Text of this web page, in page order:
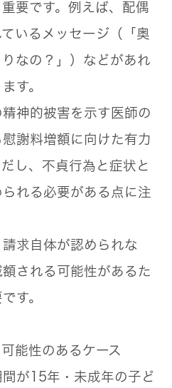
要です。例えば、配偶
いるメッセージ（「奥
なの？」）などがあれ
す。
神的被害を示す医師の
謝料増額に向けた有力
し、不貞行為と症状と
れる必要がある点に注
求自体が認められな
される可能性があるた
す。
能性のあるケース
が15年・未成年の子ど